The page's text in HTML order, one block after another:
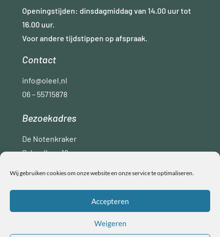
Wij gebruiken cookies om onze website en onze service te optimaliseren.
Accepteren
Weigeren
Openingstijden: dinsdagmiddag van 14.00 uur tot
16.00 uur.
Voor andere tijdstippen op afspraak.
Contact
info@oleel.nl
06 – 55715878
Bezoekadres
De Notenkraker
Schoollaan 16